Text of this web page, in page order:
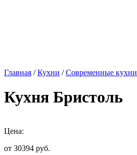
Главная /Кухни /Современные кухни
Кухня Бристоль
Цена:
от 30394 руб.